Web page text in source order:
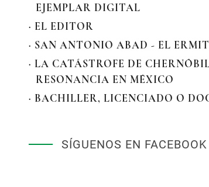
EJEMPLAR DIGITAL
· EL EDITOR
· SAN ANTONIO ABAD - EL
· LA CATÁSTROFE DE
RESONANCIA EN MÉXICO
· BACHILLER, LICENCIADO O
SÍGUENOS EN FACEBOOK